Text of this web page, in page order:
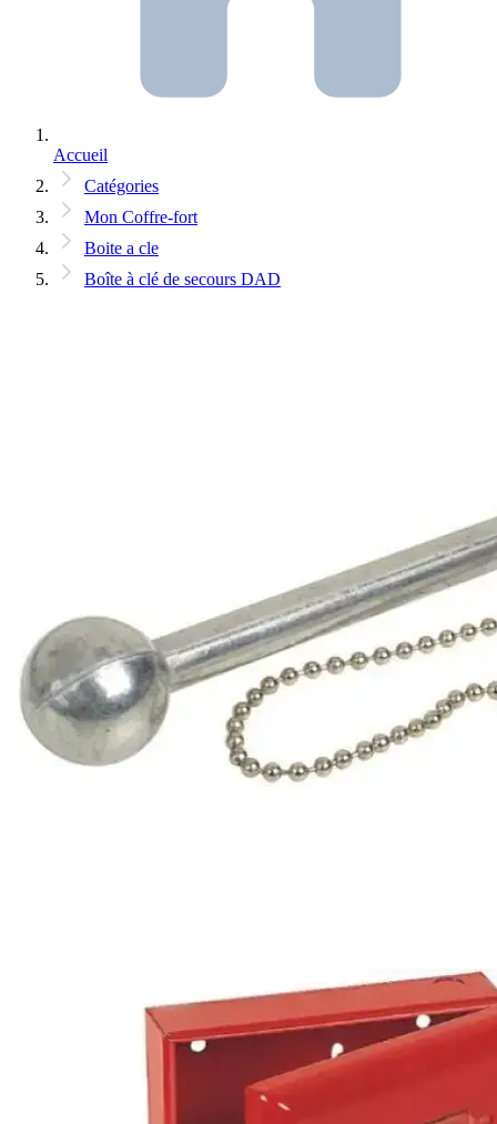
Accueil
Catégories
Mon Coffre-fort
Boite a cle
Boîte à clé de secours DAD